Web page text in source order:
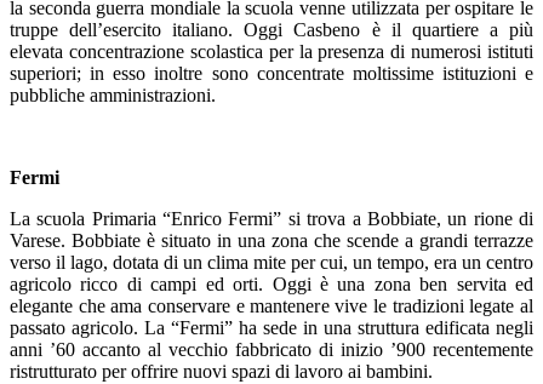
la seconda guerra mondiale la scuola venne utilizzata per ospitare le
truppe dell’esercito italiano. Oggi Casbeno è il quartiere a più
elevata concentrazione scolastica per la presenza di numerosi istituti
superiori; in esso inoltre sono concentrate moltissime istituzioni e
pubbliche amministrazioni.
Fermi
La scuola Primaria “Enrico Fermi” si trova a Bobbiate, un rione di
Varese. Bobbiate è situato in una zona che scende a grandi terrazze
verso il lago, dotata di un clima mite per cui, un tempo, era un centro
agricolo ricco di campi ed orti. Oggi è una zona ben servita ed
elegante che ama conservare e mantenere vive le tradizioni legate al
passato agricolo. La “Fermi” ha sede in una struttura edificata negli
anni ’60 accanto al vecchio fabbricato di inizio ’900 recentemente
ristrutturato per offrire nuovi spazi di lavoro ai bambini.